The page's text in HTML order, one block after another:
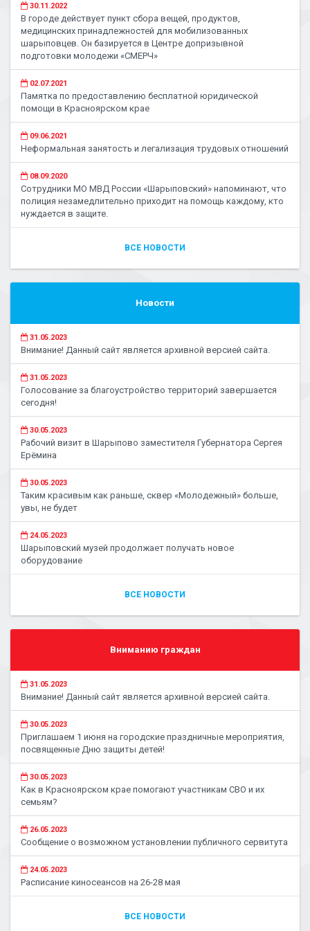
30.11.2022
В городе действует пункт сбора вещей, продуктов,
медицинских принадлежностей для мобилизованных
шарыповцев. Он базируется в Центре допризывной
подготовки молодежи «СМЕРЧ»
02.07.2021
Памятка по предоставлению бесплатной юридической
помощи в Красноярском крае
09.06.2021
Неформальная занятость и легализация трудовых отношений
08.09.2020
Сотрудники МО МВД России «Шарыповский» напоминают, что
полиция незамедлительно приходит на помощь каждому, кто
нуждается в защите.
ВСЕ НОВОСТИ
Новости
31.05.2023
Внимание! Данный сайт является архивной версией сайта.
31.05.2023
Голосование за благоустройство территорий завершается
сегодня!
30.05.2023
Рабочий визит в Шарыпово заместителя Губернатора Сергея
Ерёмина
30.05.2023
Таким красивым как раньше, сквер «Молодежный» больше,
увы, не будет
24.05.2023
Шарыповский музей продолжает получать новое
оборудование
ВСЕ НОВОСТИ
Вниманию граждан
31.05.2023
Внимание! Данный сайт является архивной версией сайта.
30.05.2023
Приглашаем 1 июня на городские праздничные мероприятия,
посвященные Дню защиты детей!
30.05.2023
Как в Красноярском крае помогают участникам СВО и их
семьям?
26.05.2023
Сообщение о возможном установлении публичного сервитута
24.05.2023
Расписание киносеансов на 26-28 мая
ВСЕ НОВОСТИ